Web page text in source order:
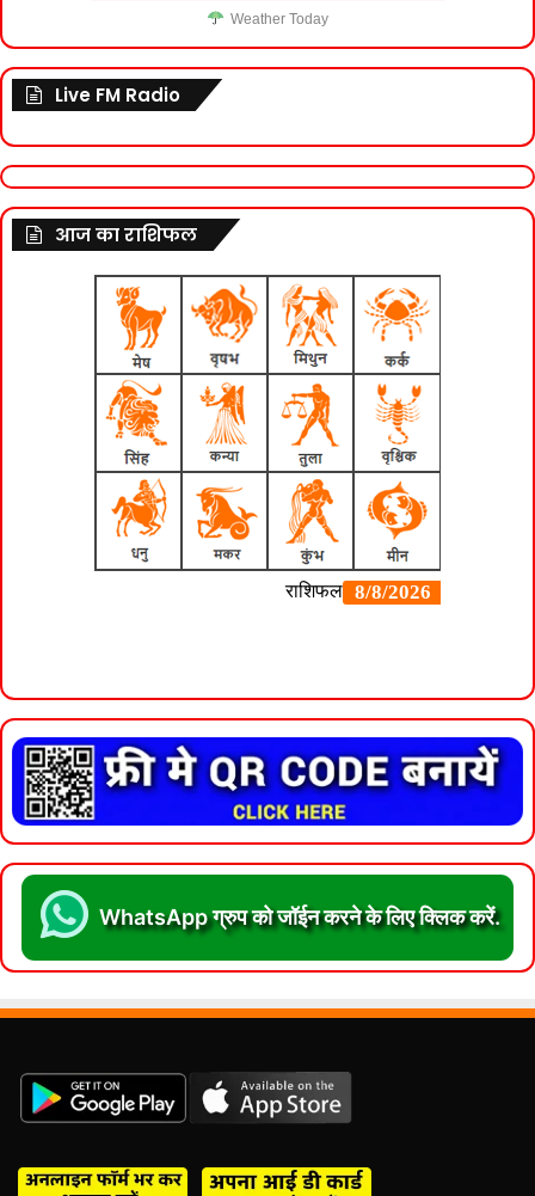
Weather Today
Live FM Radio
आज का राशिफल
WhatsApp ग्रुप को जॉईन करने के लिए क्लिक करें.